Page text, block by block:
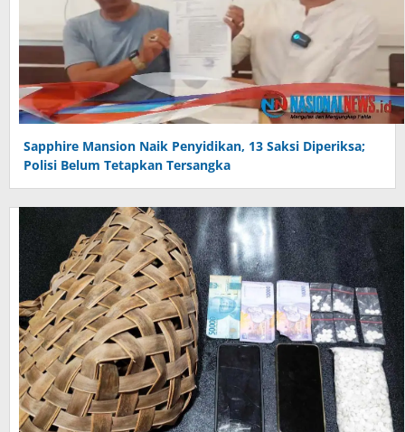
Sapphire Mansion Naik Penyidikan, 13 Saksi Diperiksa;
Polisi Belum Tetapkan Tersangka